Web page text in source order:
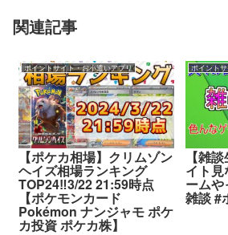
関連記事
ポイントサイト・お小遣いアプリ
【ポケカ相場】クリムゾン
ヘイズ相場ランキング
TOP24‼️3/22 21:59時点
【ポケモンカード
Pokémon ナンジャモ ポケ
カ投資 ポケカ株】
ポイント
【雑
イト
ーム
雑談 #